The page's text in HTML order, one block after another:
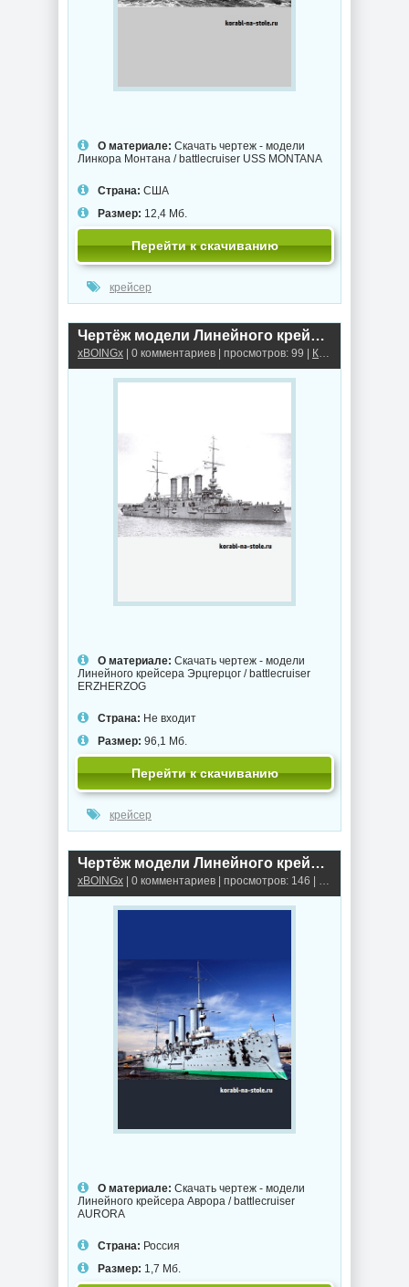
О материале: Скачать чертеж - модели
Линкора Монтана / battlecruiser USS MONTANA
Страна: США
Размер: 12,4 Мб.
Перейти к скачиванию
крейсер
Чертёж модели Линейного крейсера Эрцгерцог / battlecruiser ERZHERZOG для сборки и историческая справка
xBOINGx | 0 комментариев | просмотров: 99 | Крейсеры
О материале: Скачать чертеж - модели
Линейного крейсера Эрцгерцог / battlecruiser
ERZHERZOG
Страна: Не входит
Размер: 96,1 Мб.
Перейти к скачиванию
крейсер
Чертёж модели Линейного крейсера Аврора / battlecruiser AURORA для сборки и историческая справка
xBOINGx | 0 комментариев | просмотров: 146 | Крейсеры
О материале: Скачать чертеж - модели
Линейного крейсера Аврора / battlecruiser
AURORA
Страна: Россия
Размер: 1,7 Мб.